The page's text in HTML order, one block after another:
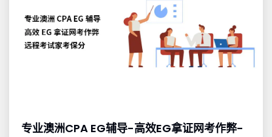
专业澳洲CPA EG辅导-高效EG拿证网考作弊-